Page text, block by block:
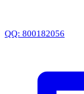
QQ: 800182056